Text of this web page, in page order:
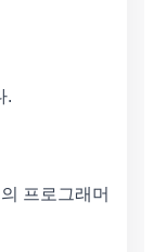
.
프로그래머